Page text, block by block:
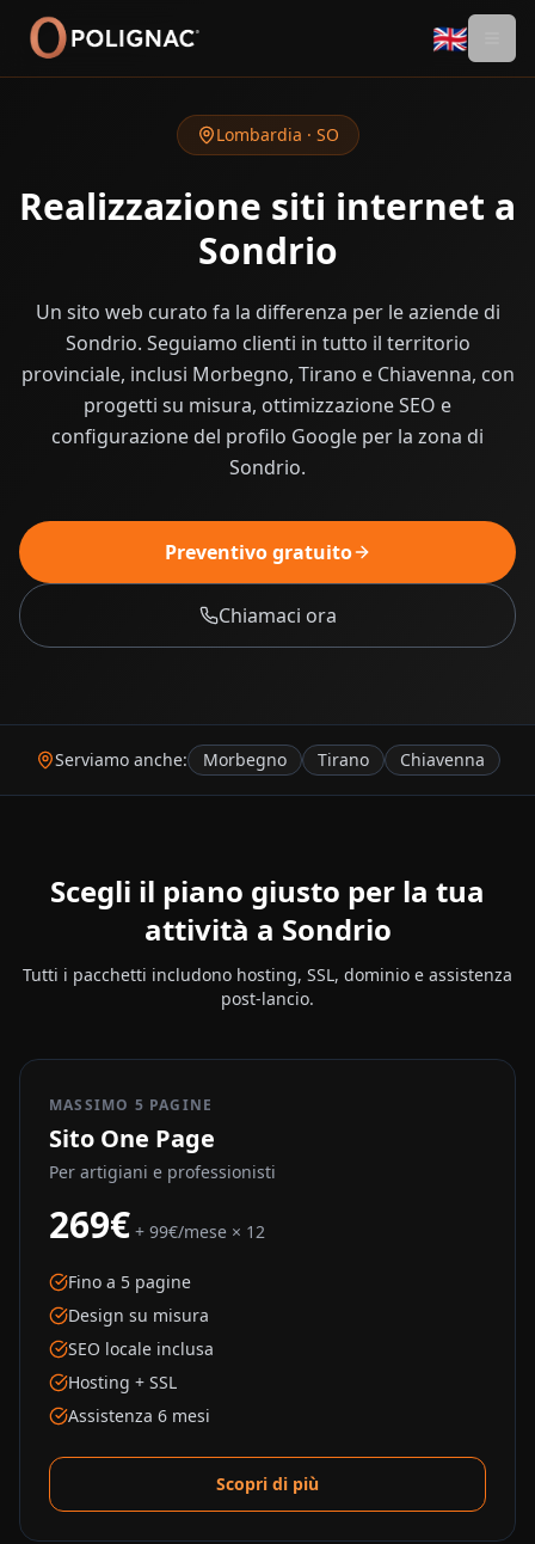
🇬🇧
Lombardia · SO
Realizzazione siti internet a
Sondrio
Un sito web curato fa la differenza per le aziende di
Sondrio. Seguiamo clienti in tutto il territorio
provinciale, inclusi Morbegno, Tirano e Chiavenna, con
progetti su misura, ottimizzazione SEO e
configurazione del profilo Google per la zona di
Sondrio.
Preventivo gratuito
Chiamaci ora
Serviamo anche: Morbegno Tirano Chiavenna
Scegli il piano giusto per la tua
attività a Sondrio
Tutti i pacchetti includono hosting, SSL, dominio e assistenza
post-lancio.
MASSIMO 5 PAGINE
Sito One Page
Per artigiani e professionisti
269€ + 99€/mese × 12
Fino a 5 pagine
Design su misura
SEO locale inclusa
Hosting + SSL
Assistenza 6 mesi
Scopri di più